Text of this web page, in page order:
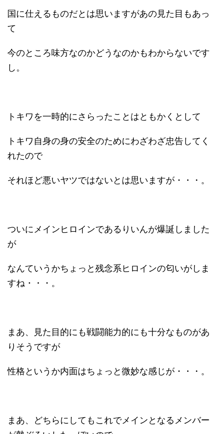
国に仕えるものだとは思いますがあの見た目もあっ
て
今のところ味方なのかどうなのかもわからないです
し。
トキワを一時的にさらったことはともかくとして
トキワ自身の身の安全のためにわざわざ忠告してく
れたので
それほど悪いヤツではないとは思いますが・・・。
ついにメインヒロインであるりいんが爆誕しました
が
なんていうかちょっと残念系ヒロインの匂いがしま
すね・・・。
まあ、見た目的にも戦闘能力的にも十分なものがあ
りそうですが
性格というか内面はちょっと微妙な感じが・・・。
まあ、どちらにしてもこれでメインとなるメンバー